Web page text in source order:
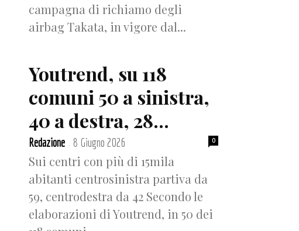
campagna di richiamo degli
airbag Takata, in vigore dal...
Youtrend, su 118
comuni 50 a sinistra,
40 a destra, 28...
Redazione - 8 Giugno 2026 0
Sui centri con più di 15mila
abitanti centrosinistra partiva da
59, centrodestra da 42 Secondo le
elaborazioni di Youtrend, in 50 dei